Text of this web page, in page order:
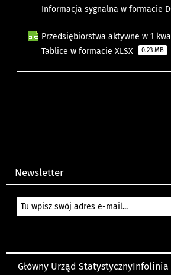
Informacja sygnalna w formacie
Przedsiębiorstwa aktywne w 1
Tablice w formacie XLSX
0.23 MB
Newsletter
Główny Urząd StatystycznyInfolinia